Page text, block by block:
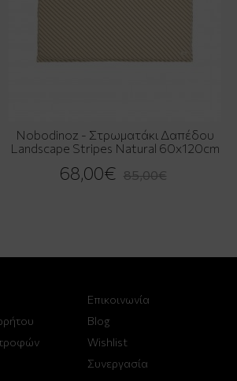
Nobodinoz - Στρωματάκι Δαπέδου
Landscape Stripes Natural 60x120cm
68,00€ 85,00€
Επικοινωνία
Blog
Wishlist
Συνεργασία